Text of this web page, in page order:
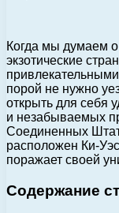
Когда мы думаем
экзотические
порой не нужно
открыть для себя
и незабываемых
Соединенных
расположен Ки-
поражает своей
Содержание